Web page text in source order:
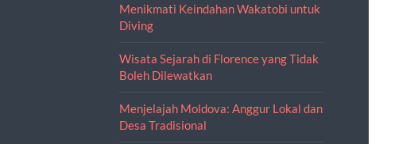
Menikmati Keindahan Wakatobi untuk
Diving
Wisata Sejarah di Florence yang Tidak
Boleh Dilewatkan
Menjelajah Moldova: Anggur Lokal dan
Desa Tradisional